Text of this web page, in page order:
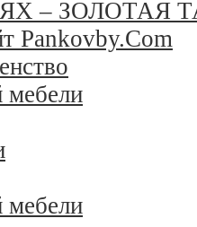
– ЗОЛОТАЯ
Pankovby.Com
мебели
мебели